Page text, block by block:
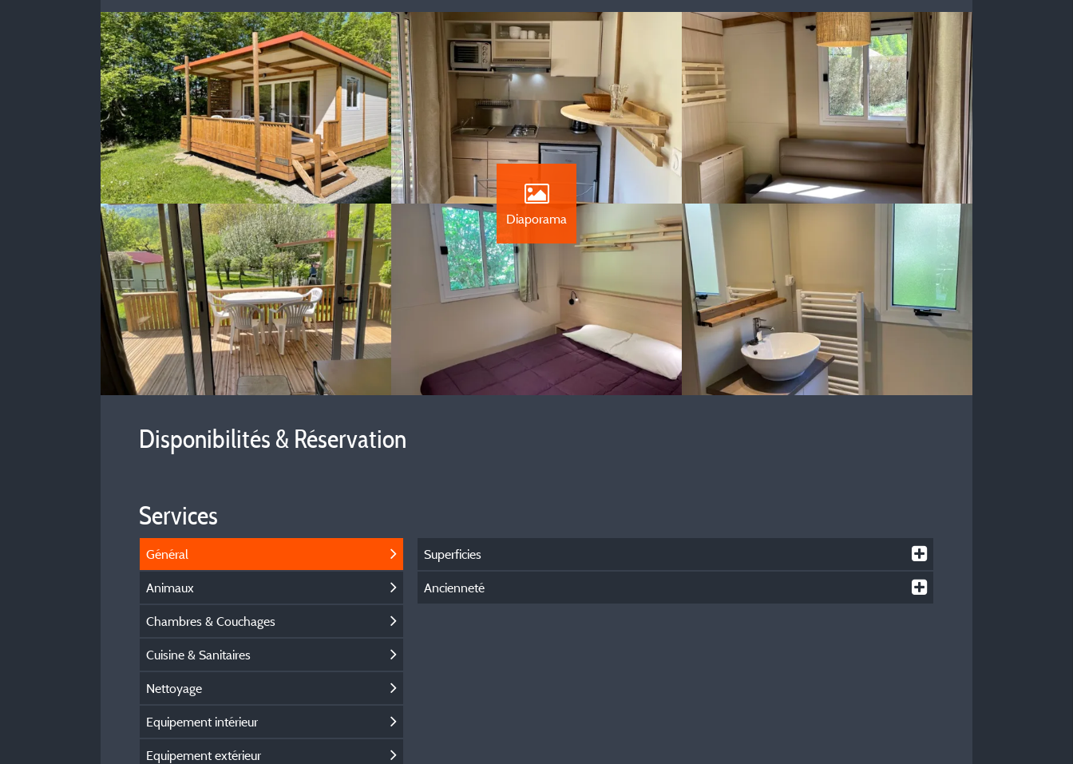
Diaporama
Disponibilités & Réservation
Services
Général
Animaux
Chambres & Couchages
Cuisine & Sanitaires
Nettoyage
Equipement intérieur
Equipement extérieur
Superficies
Ancienneté